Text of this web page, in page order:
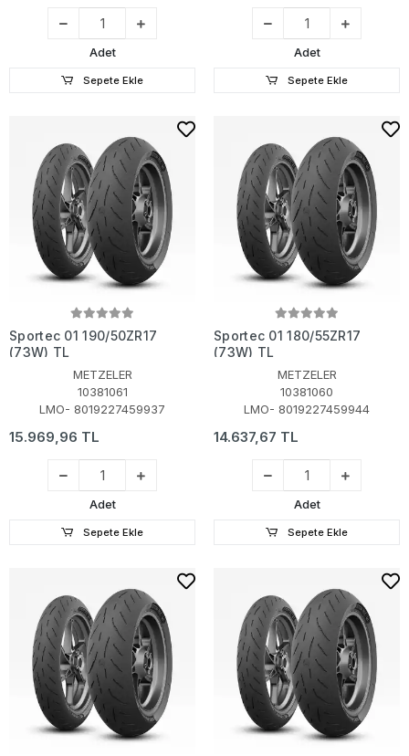
Adet
Sepete Ekle
Adet
Sepete Ekle
Sportec 01 190/50ZR17
(73W) TL
METZELER
10381061
LMO- 8019227459937
15.969,96 TL
Adet
Sepete Ekle
Sportec 01 180/55ZR17
(73W) TL
METZELER
10381060
LMO- 8019227459944
14.637,67 TL
Adet
Sepete Ekle